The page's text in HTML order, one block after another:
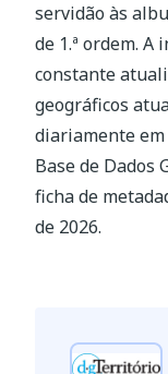
servidão às
de 1.ª ordem.
constante
geográficos
diariamente em
Base de Dados
ficha de
de 2026.